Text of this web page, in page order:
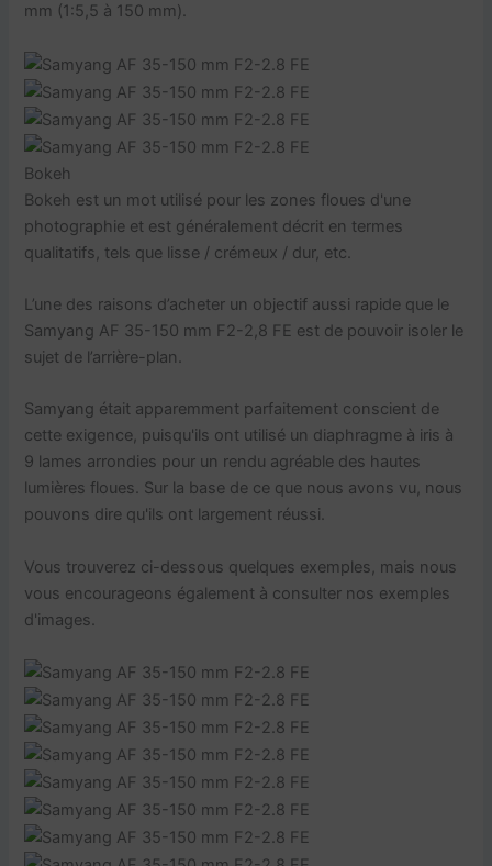
mm (1:5,5 à 150 mm).
Bokeh
Bokeh est un mot utilisé pour les zones floues d'une
photographie et est généralement décrit en termes
qualitatifs, tels que lisse / crémeux / dur, etc.
L’une des raisons d’acheter un objectif aussi rapide que le
Samyang AF 35-150 mm F2-2,8 FE est de pouvoir isoler le
sujet de l’arrière-plan.
Samyang était apparemment parfaitement conscient de
cette exigence, puisqu'ils ont utilisé un diaphragme à iris à
9 lames arrondies pour un rendu agréable des hautes
lumières floues. Sur la base de ce que nous avons vu, nous
pouvons dire qu'ils ont largement réussi.
Vous trouverez ci-dessous quelques exemples, mais nous
vous encourageons également à consulter nos exemples
d'images.